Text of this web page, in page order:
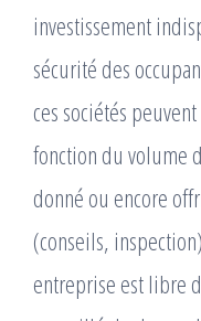
investissement
sécurité des
ces sociétés
fonction du volume
donné ou encore
(conseils,
entreprise est libre